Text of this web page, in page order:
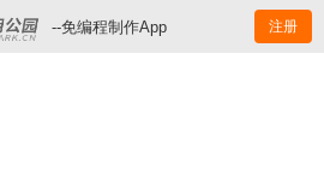
--免编程制作App 注册